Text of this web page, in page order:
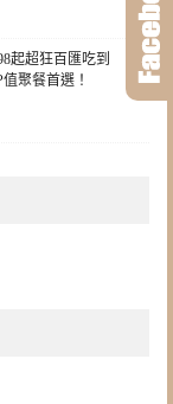
起超狂百匯吃到
聚餐首選！